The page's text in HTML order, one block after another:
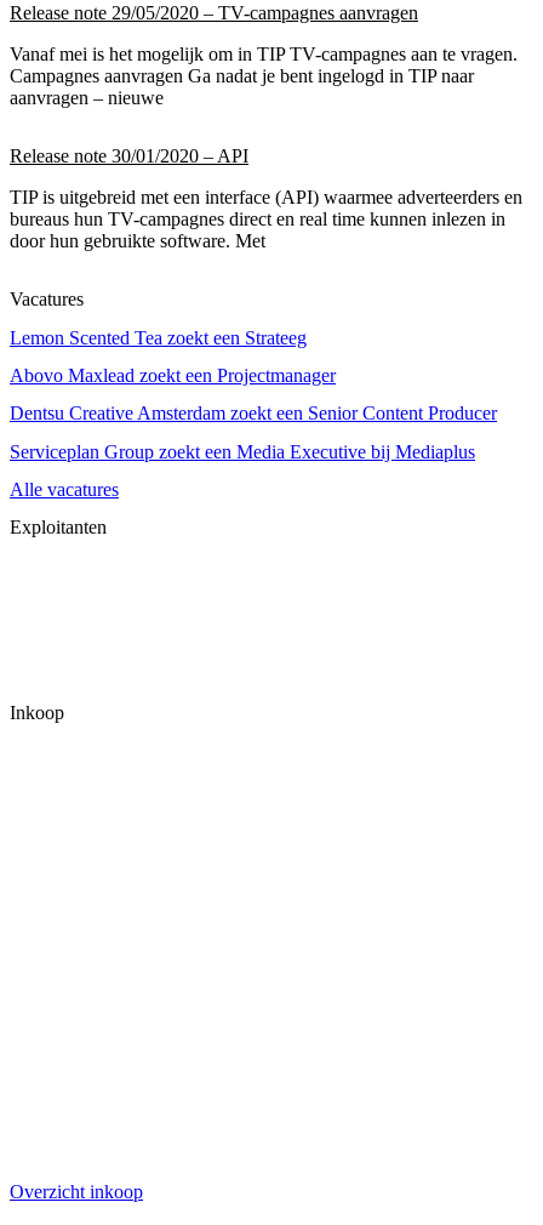
Release note 29/05/2020 – TV-campagnes aanvragen
Vanaf mei is het mogelijk om in TIP TV-campagnes aan te vragen.
Campagnes aanvragen Ga nadat je bent ingelogd in TIP naar
aanvragen – nieuwe
Release note 30/01/2020 – API
TIP is uitgebreid met een interface (API) waarmee adverteerders en
bureaus hun TV-campagnes direct en real time kunnen inlezen in
door hun gebruikte software. Met
Vacatures
Lemon Scented Tea zoekt een Strateeg
Abovo Maxlead zoekt een Projectmanager
Dentsu Creative Amsterdam zoekt een Senior Content Producer
Serviceplan Group zoekt een Media Executive bij Mediaplus
Alle vacatures
Exploitanten
Inkoop
Overzicht inkoop